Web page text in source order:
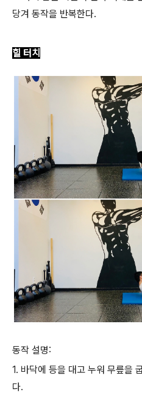
당겨 동작을 반복한다.
힐 터치
동작 설명:
1. 바닥에 등을 대고 누워 무릎을
다.